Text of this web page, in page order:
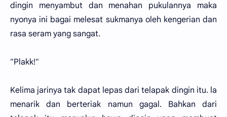
dingin menyambut dan menahan pukulannya maka
nyonya ini bagai melesat sukmanya oleh kengerian dan
rasa seram yang sangat.
"Plakk!"
Kelima jarinya tak dapat lepas dari telapak dingin itu. la
menarik dan berteriak namun gagal. Bahkan dari